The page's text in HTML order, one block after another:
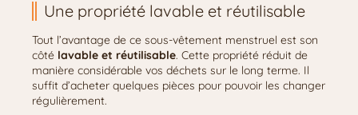
Une propriété lavable et réutilisable
Tout l’avantage de ce sous-vêtement menstruel est son
côté lavable et réutilisable. Cette propriété réduit de
manière considérable vos déchets sur le long terme. Il
suffit d’acheter quelques pièces pour pouvoir les changer
régulièrement.